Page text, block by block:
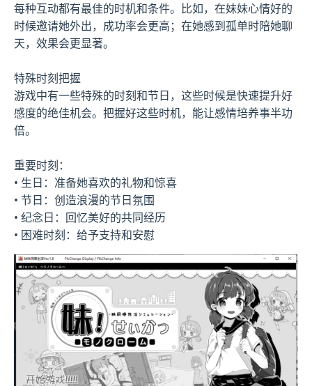
每种互动都有最佳的时机和条件。比如，在妹妹心情好的
时候邀请她外出，成功率会更高；在她感到孤单时陪她聊
天，效果会更显著。
特殊时刻把握
游戏中有一些特殊的时刻和节日，这些时候是快速提升好
感度的绝佳机会。把握好这些时机，能让感情培养事半功
倍。
重要时刻：
• 生日：准备她喜欢的礼物和惊喜
• 节日：创造浪漫的节日氛围
• 纪念日：回忆美好的共同经历
• 困难时刻：给予支持和安慰